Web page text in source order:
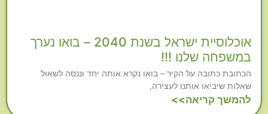
אוכלוסיית ישראל בשנת 2040 – בואו נערך
במשפחה שלנו !!!
הכתובת כתובה על הקיר – בואו נקרא אותה יחד וננסה לשאול
שאלות שיביאו אותנו לעצירה,
להמשך קריאה>>